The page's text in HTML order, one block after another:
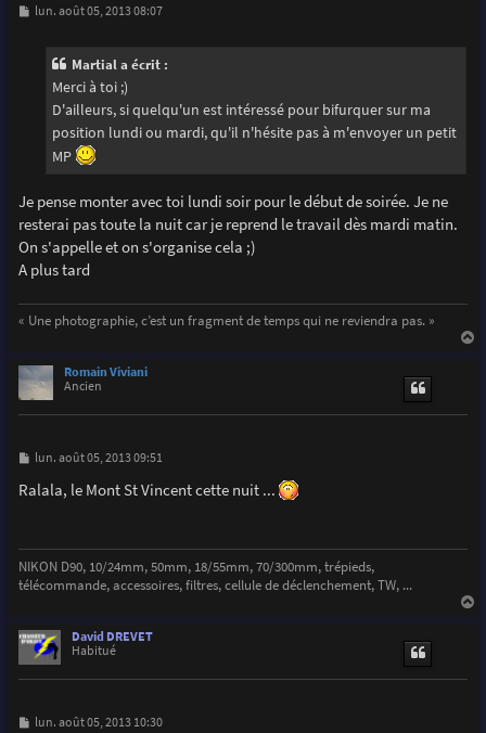
Mlun. août 05, 2013 08:07
Martial a écrit :
Merci à toi ;)
D'ailleurs, si quelqu'un est intéressé pour bifurquer sur ma
position lundi ou mardi, qu'il n'hésite pas à m'envoyer un petit
MP
Je pense monter avec toi lundi soir pour le début de soirée. Je ne
resterai pas toute la nuit car je reprend le travail dès mardi matin.
On s'appelle et on s'organise cela ;)
A plus tard
« Une photographie, c’est un fragment de temps qui ne reviendra pas. »
Romain Viviani
Ancien
M
s
s
lun. août 05, 2013 09:51
Ralala, le Mont St Vincent cette nuit ...
NIKON D90, 10/24mm, 50mm, 18/55mm, 70/300mm, trépieds,
télécommande, accessoires, filtres, cellule de déclenchement, TW, ...
David DREVET
Habitué
Mlun. août 05, 2013 10:30